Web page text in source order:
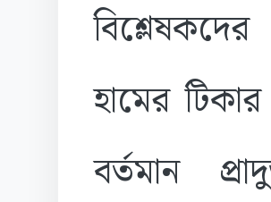
হামের
বর্তমান